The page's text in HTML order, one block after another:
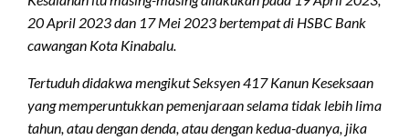
20 April 2023 dan 17 Mei 2023 bertempat di HSBC Bank
cawangan Kota Kinabalu.
Tertuduh didakwa mengikut Seksyen 417 Kanun Keseksaan
yang memperuntukkan pemenjaraan selama tidak lebih lima
tahun, atau dengan denda, atau dengan kedua-duanya, jika